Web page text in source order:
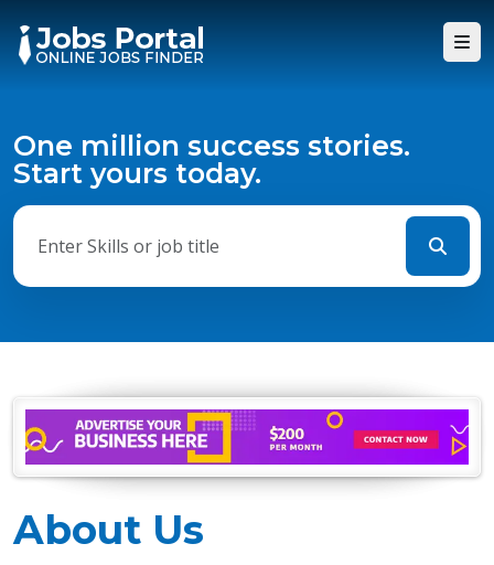
One million success stories.
Start yours today.
About Us